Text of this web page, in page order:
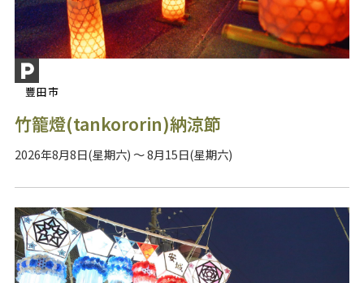
豐田市
竹籠燈(tankororin)納涼節
2026年8月8日(星期六) ～ 8月15日(星期六)